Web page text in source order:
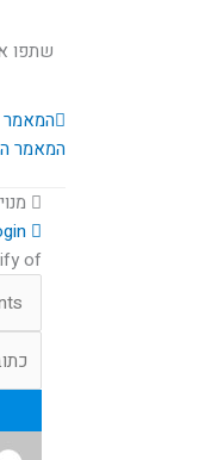
שתפו
קודם
המאמר
המאמר
מנוי
of